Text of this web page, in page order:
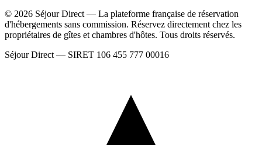
© 2026 Séjour Direct — La plateforme française de réservation
d'hébergements sans commission. Réservez directement chez les
propriétaires de gîtes et chambres d'hôtes. Tous droits réservés.
Séjour Direct — SIRET 106 455 777 00016